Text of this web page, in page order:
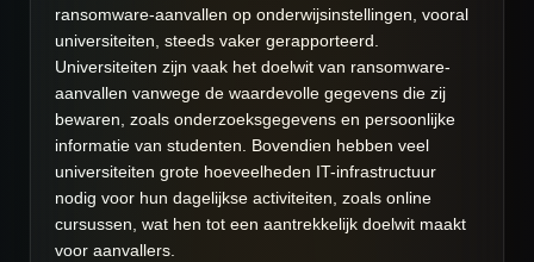
ransomware-aanvallen op onderwijsinstellingen, vooral
universiteiten, steeds vaker gerapporteerd.
Universiteiten zijn vaak het doelwit van ransomware-
aanvallen vanwege de waardevolle gegevens die zij
bewaren, zoals onderzoeksgegevens en persoonlijke
informatie van studenten. Bovendien hebben veel
universiteiten grote hoeveelheden IT-infrastructuur
nodig voor hun dagelijkse activiteiten, zoals online
cursussen, wat hen tot een aantrekkelijk doelwit maakt
voor aanvallers.